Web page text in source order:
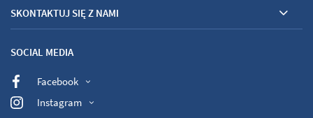
SKONTAKTUJ SIĘ Z NAMI
SOCIAL MEDIA
Facebook
Instagram